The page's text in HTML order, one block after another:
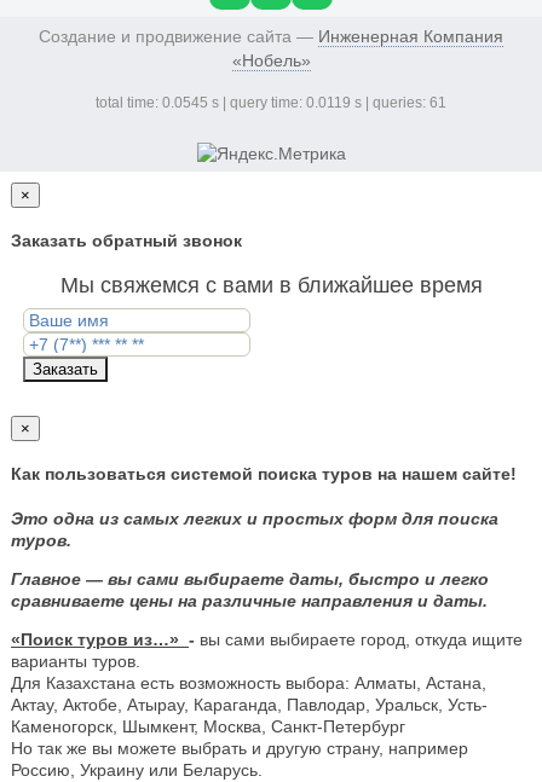
Создание и продвижение сайта — Инженерная Компания
«Нобель»
total time: 0.0545 s | query time: 0.0119 s | queries: 61
×
Заказать обратный звонок
Мы свяжемся с вами в ближайшее время
Заказать
×
Как пользоваться системой поиска туров на нашем сайте!
Это одна из самых легких и простых форм для поиска
туров.
Главное — вы сами выбираете даты, быстро и легко
сравниваете цены на различные направления и даты.
«Поиск туров из…» - вы сами выбираете город, откуда ищите
варианты туров.
Для Казахстана есть возможность выбора: Алматы, Астана,
Актау, Актобе, Атырау, Караганда, Павлодар, Уральск, Усть-
Каменогорск, Шымкент, Москва, Санкт-Петербург
Но так же вы можете выбрать и другую страну, например
Россию, Украину или Беларусь.